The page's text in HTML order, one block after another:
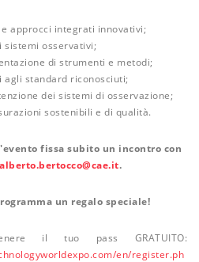
approcci integrati innovativi;
sistemi osservativi;
di strumenti e metodi;
standard riconosciuti;
dei sistemi di osservazione;
sostenibili e di qualità.
fissa subito un incontro con
alberto.bertocco@cae.it.
un regalo speciale!
il tuo pass GRATUITO:
en/register.ph